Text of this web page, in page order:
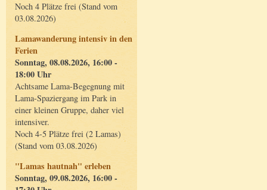
Noch 4 Plätze frei (Stand vom
03.08.2026)
Lamawanderung intensiv in den
Ferien
Sonntag, 08.08.2026, 16:00 -
18:00 Uhr
Achtsame Lama-Begegnung mit
Lama-Spaziergang im Park in
einer kleinen Gruppe, daher viel
intensiver.
Noch 4-5 Plätze frei (2 Lamas)
(Stand vom 03.08.2026)
"Lamas hautnah" erleben
Sonntag, 09.08.2026, 16:00 -